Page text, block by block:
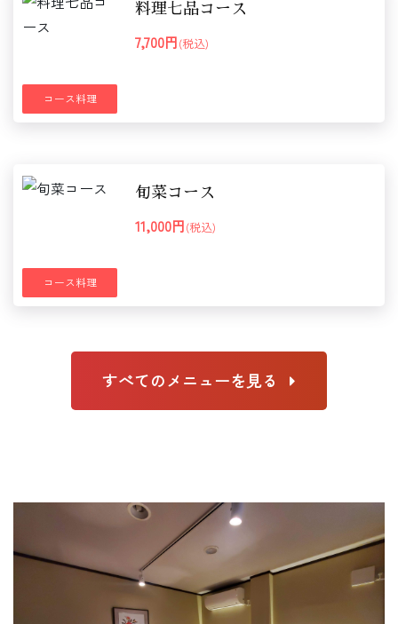
コース料理
料理七品コース
7,700円(税込)
コース料理
旬菜コース
11,000円(税込)
すべてのメニューを見る